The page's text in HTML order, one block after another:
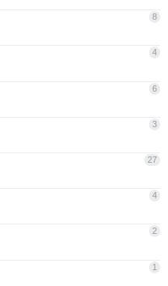
8
4
6
3
27
4
2
1